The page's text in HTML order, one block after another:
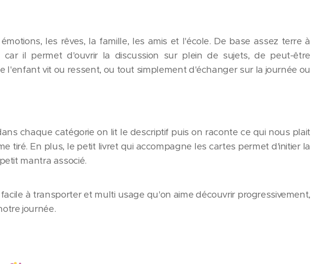
les rêves, la famille, les amis et l'école. De base assez terre à
il permet d'ouvrir la discussion sur plein de sujets, de peut-être
l'enfant vit ou ressent, ou tout simplement d'échanger sur la journée ou
chaque catégorie on lit le descriptif puis on raconte ce qui nous plait
tiré. En plus, le petit livret qui accompagne les cartes permet d'initier la
mantra associé.
à transporter et multi usage qu'on aime découvrir progressivement,
journée.